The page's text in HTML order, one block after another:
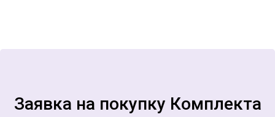
Заявка на покупку Комплекта